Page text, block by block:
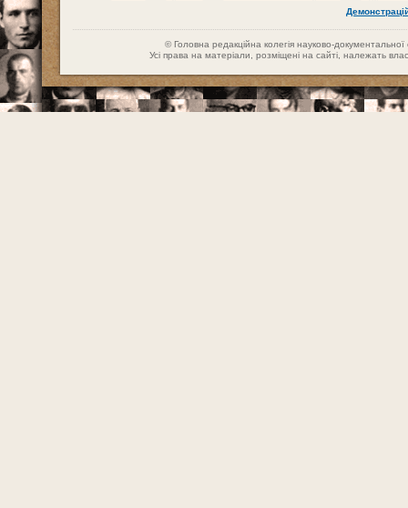
© Головна редакційна колегія науково-документальної
Усі права на матеріали, розміщені на сайті, належать